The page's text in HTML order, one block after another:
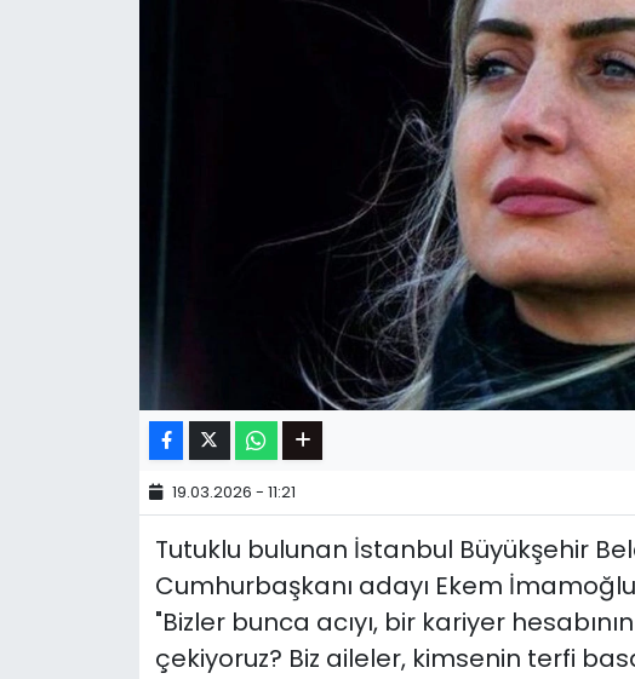
19.03.2026 - 11:21
Tutuklu bulunan İstanbul Büyükşehir
Cumhurbaşkanı adayı Ekem
"Bizler bunca acıyı, bir kariyer
çekiyoruz? Biz aileler, kimsenin terfi